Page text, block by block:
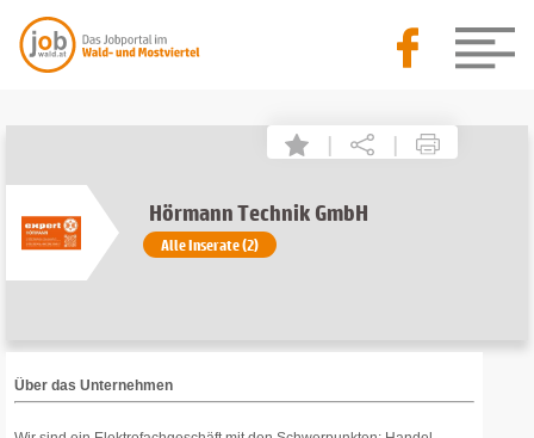
| |
Hörmann Technik GmbH
Alle Inserate (2)
Über das Unternehmen